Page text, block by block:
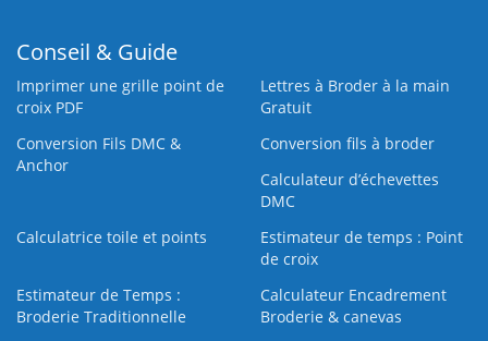
Conseil & Guide
Imprimer une grille point de
croix PDF
Lettres à Broder à la main
Gratuit
Conversion Fils DMC &
Anchor
Conversion fils à broder
Calculateur d’échevettes
DMC
Calculatrice toile et points
Estimateur de temps : Point
de croix
Estimateur de Temps :
Broderie Traditionnelle
Calculateur Encadrement
Broderie & canevas